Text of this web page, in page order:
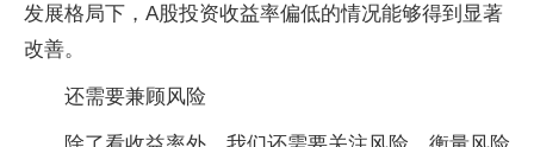
发展格局下，A股投资收益率偏低的情况能够得到显著
改善。
还需要兼顾风险